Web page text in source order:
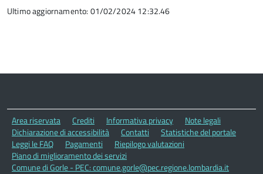
Ultimo aggiornamento: 01/02/2024 12:32.46
Area riservata Crediti Informativa privacy
Note legali
Dichiarazione di accessibilità
Contatti
Statistiche del portale
Leggi le FAQ
Pagamenti
Riepilogo valutazioni
Piano di miglioramento dei servizi
Comune di Gorle - PEC: comune.gorle@pec.regione.lombardia.it